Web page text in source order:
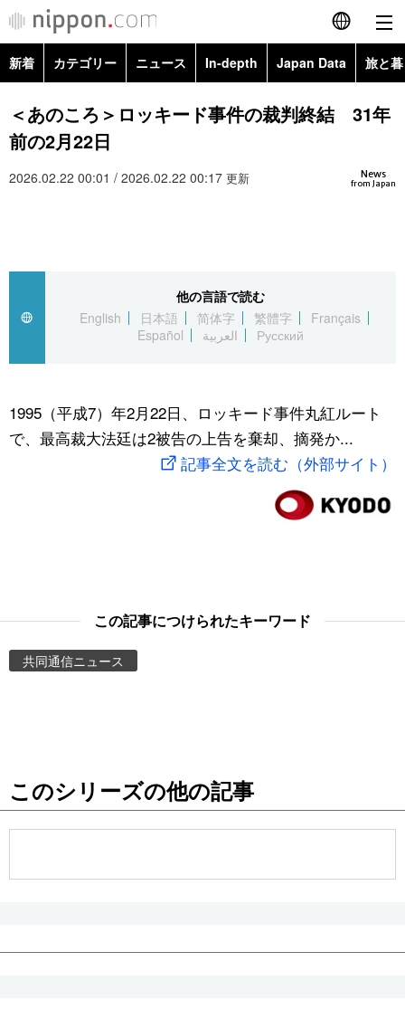
English
简体字
Русский
カテゴリー
経済・ビジネス
国際
文化
トップ
アーカイブ
In-depth
Japan Data
動画/Live
お知らせ
新着 カテゴリー ニュース In-depth Japan Data 旅と
政治・外交
経済・ビジネス
スポーツ・東京2020
Topics
＜あのころ＞ロッキード事件の裁判終結 31年
前の2月22日
News
from Japan
2026.02.22 00:01 / 2026.02.22 00:17 更新
他の言語で読む
English
日本語 简体字 繁體字
Français
Español
العربية Русский
1995（平成7）年2月22日、ロッキード事件丸紅ルート
で、最高裁大法廷は2被告の上告を棄却、摘発か...
記事全文を読む（外部サイト）
この記事につけられたキーワード
共同通信ニュース
このシリーズの他の記事